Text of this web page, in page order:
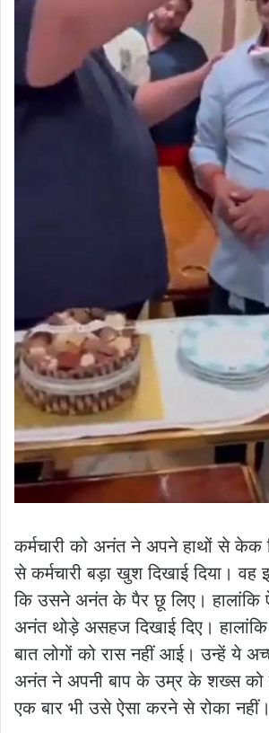
कर्मचारी को अनंत ने अपने हाथों से केक
से कर्मचारी बड़ा खुश दिखाई दिया। वह
कि उसने अनंत के पैर छू लिए।
अनंत थोड़े असहज दिखाई दिए।
बात लोगों को रास नहीं आई। उन्हें ये
अनंत ने अपनी बाप के उम्र के शख्स को
एक बार भी उसे ऐसा करने से रोका नहीं।